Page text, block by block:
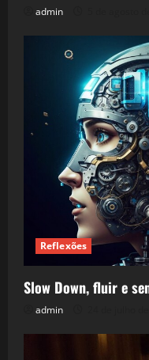
admin
Reflexões
Slow Down, fluir e
admin